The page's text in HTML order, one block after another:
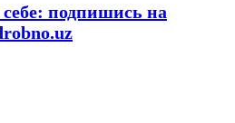
подпишись на